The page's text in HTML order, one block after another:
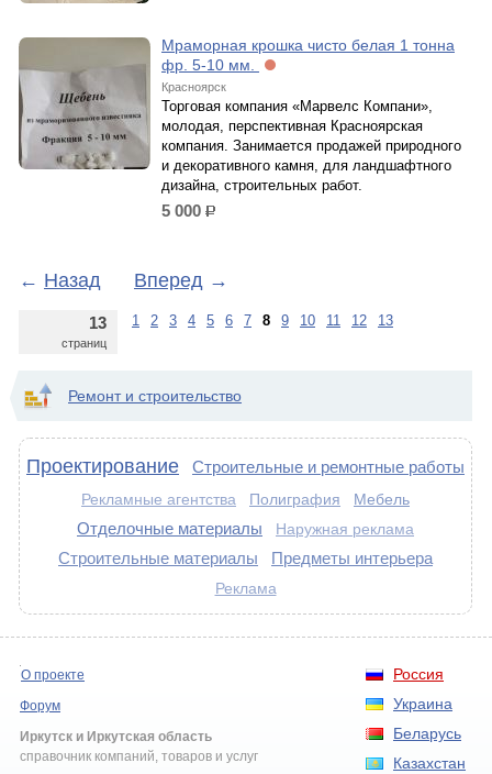
Мраморная крошка чисто белая 1 тонна
фр. 5-10 мм.
Красноярск
Торговая компания «Марвелс Компани»,
молодая, перспективная Красноярская
компания. Занимается продажей природного
и декоративного камня, для ландшафтного
дизайна, строительных работ.
5 000 р.
← Назад Вперед →
13
страниц
1 2 3 4 5 6 7 8 9 10 11 12 13
Ремонт и строительство
Проектирование Строительные и ремонтные работы
Рекламные агентства Полиграфия Мебель
Отделочные материалы Наружная реклама
Строительные материалы Предметы интерьера
Реклама
Россия
Украина
Беларусь
Казахстан
О проекте
Форум
Иркутск и Иркутская область
справочник компаний, товаров и услуг